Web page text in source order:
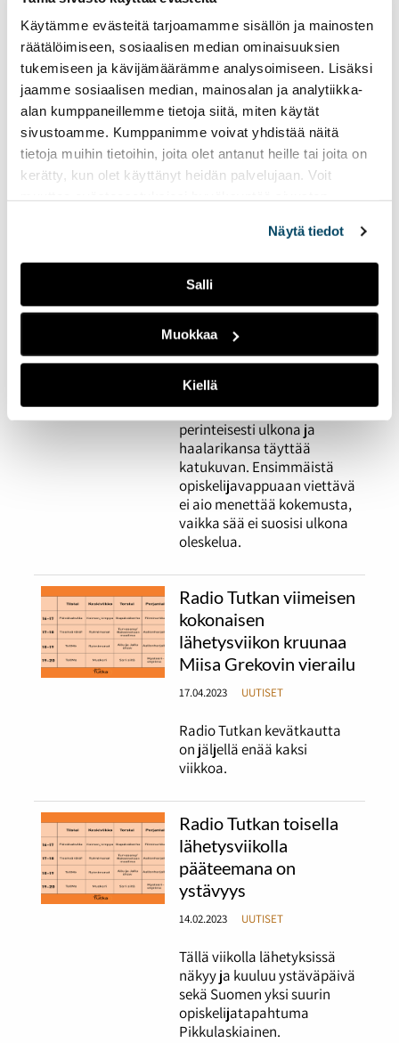
Käytämme evästeitä tarjoamamme sisällön ja mainosten
räätälöimiseen, sosiaalisen median ominaisuuksien
tukemiseen ja kävijämäärämme analysoimiseen. Lisäksi
jaamme sosiaalisen median, mainosalan ja analytiikka-
alan kumppaneillemme tietoja siitä, miten käytät
sivustoamme. Kumppanimme voivat yhdistää näitä
tietoja muihin tietoihin, joita olet antanut heille tai joita on
kerätty, kun olet käyttänyt heidän palvelujaan. Voit
Näytä tiedot
Salli
Muokkaa
Kiellä
tuhansia kävijöitä.
Lappeenrannan yksi
suurimmista
opiskelijatapahtumista
Marathon Monday vetää
kävijöitä ympäri Suomen.
Tapahtuman voittaa
olemalla 24 tuntia putkeen
päihtyneenä. Kannustaako
tämä kuitenkaan alkoholin
riippumatta
Vappua juhlitaan
perinteisesti ulkona ja
haalarikansa täyttää
katukuvan. Ensimmäistä
opiskelijavappuaan viettävä
ei aio menettää kokemusta,
vaikka sää ei suosisi ulkona
oleskelua.
Radio Tutkan viimeisen
kokonaisen
lähetysviikon kruunaa
Miisa Grekovin vierailu
17.04.2023 UUTISET
Radio Tutkan kevätkautta
on jäljellä enää kaksi
viikkoa.
Radio Tutkan toisella
lähetysviikolla
pääteemana on
ystävyys
14.02.2023 UUTISET
Tällä viikolla lähetyksissä
näkyy ja kuuluu ystäväpäivä
sekä Suomen yksi suurin
opiskelijatapahtuma
Pikkulaskiainen.